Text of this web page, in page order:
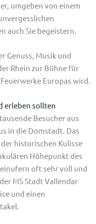
umgeben von einem
auch Sie begeistern.
Genuss, Musik und
Rhein zur Bühne für
Europas wird.
erleben sollten
Besucher aus
in die Domstadt. Das
historischen Kulisse
Höhepunkt des
oft sehr voll und
MS Stadt Vallendar
und einen